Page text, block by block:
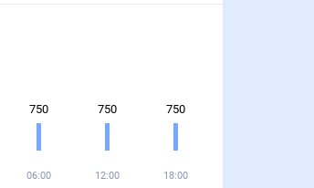
750
06:00
750
12:00
750
18:00